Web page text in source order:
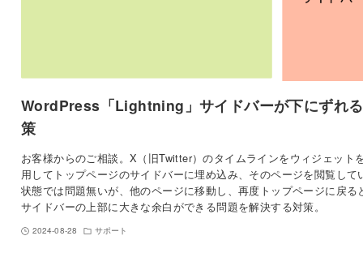
WordPress「Lightning」サイドバーが下にずれ
策
お客様からのご相談。X（旧Twitter）のタイムラインをウィジェット
用してトップページのサイドバーに埋め込み、そのページを閲覧して
状態では問題無いが、他のページに移動し、再度トップページに戻る
サイドバーの上部に大きな余白ができる問題を解決する対策。
2024-08-28 サポート